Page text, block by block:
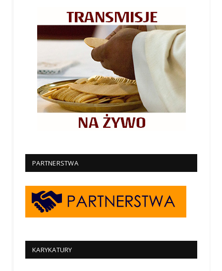
PARTNERSTWA
KARYKATURY